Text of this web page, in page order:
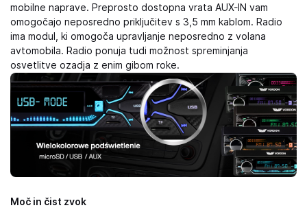
mobilne naprave. Preprosto dostopna vrata AUX-IN vam
omogočajo neposredno priključitev s 3,5 mm kablom. Radio
ima modul, ki omogoča upravljanje neposredno z volana
avtomobila. Radio ponuja tudi možnost spreminjanja
osvetlitve ozadja z enim gibom roke.
Moč in čist zvok